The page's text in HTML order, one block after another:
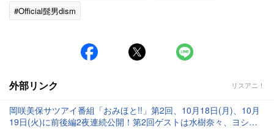
#Official髭男dism
外部リンク リスアニ！
岡咲美保サツアイ番組「おみほと!!」第2回、10月18日(月)、10月
19日(火)に前後編2夜連続公開！第2回ゲストは水樹奈々、ヨシダ